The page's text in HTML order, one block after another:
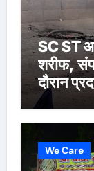
SC ST
शरीफ,
दौरान
We Care